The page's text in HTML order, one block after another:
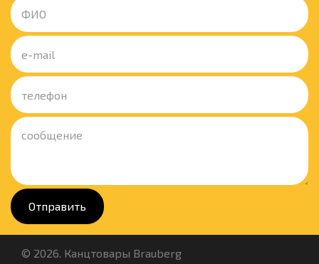
Отправить
© 2026. Канцтовары Brauberg